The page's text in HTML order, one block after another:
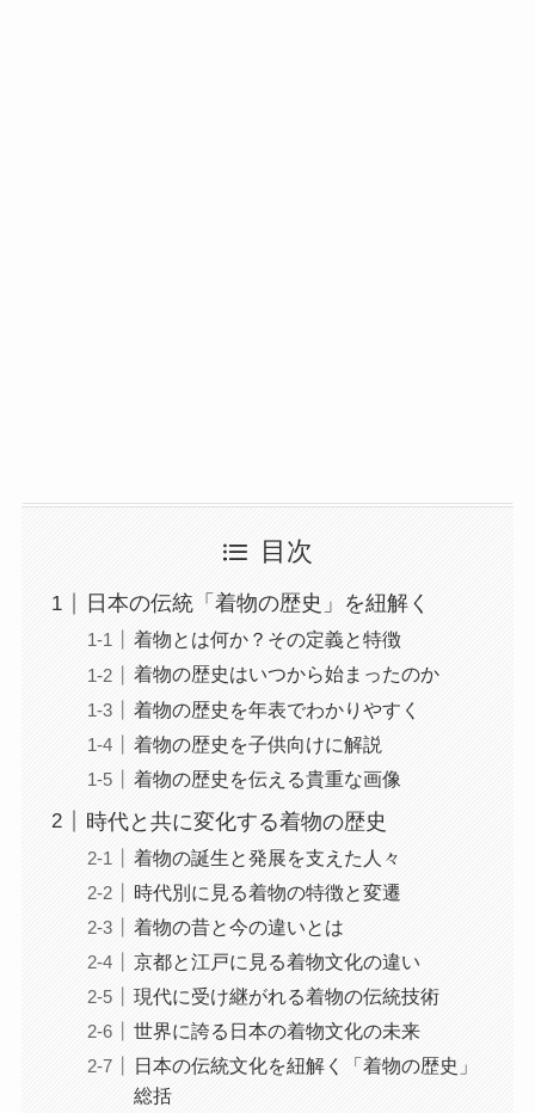
目次
日本の伝統「着物の歴史」を紐解く
着物とは何か？その定義と特徴
着物の歴史はいつから始まったのか
着物の歴史を年表でわかりやすく
着物の歴史を子供向けに解説
着物の歴史を伝える貴重な画像
時代と共に変化する着物の歴史
着物の誕生と発展を支えた人々
時代別に見る着物の特徴と変遷
着物の昔と今の違いとは
京都と江戸に見る着物文化の違い
現代に受け継がれる着物の伝統技術
世界に誇る日本の着物文化の未来
日本の伝統文化を紐解く「着物の歴史」
総括